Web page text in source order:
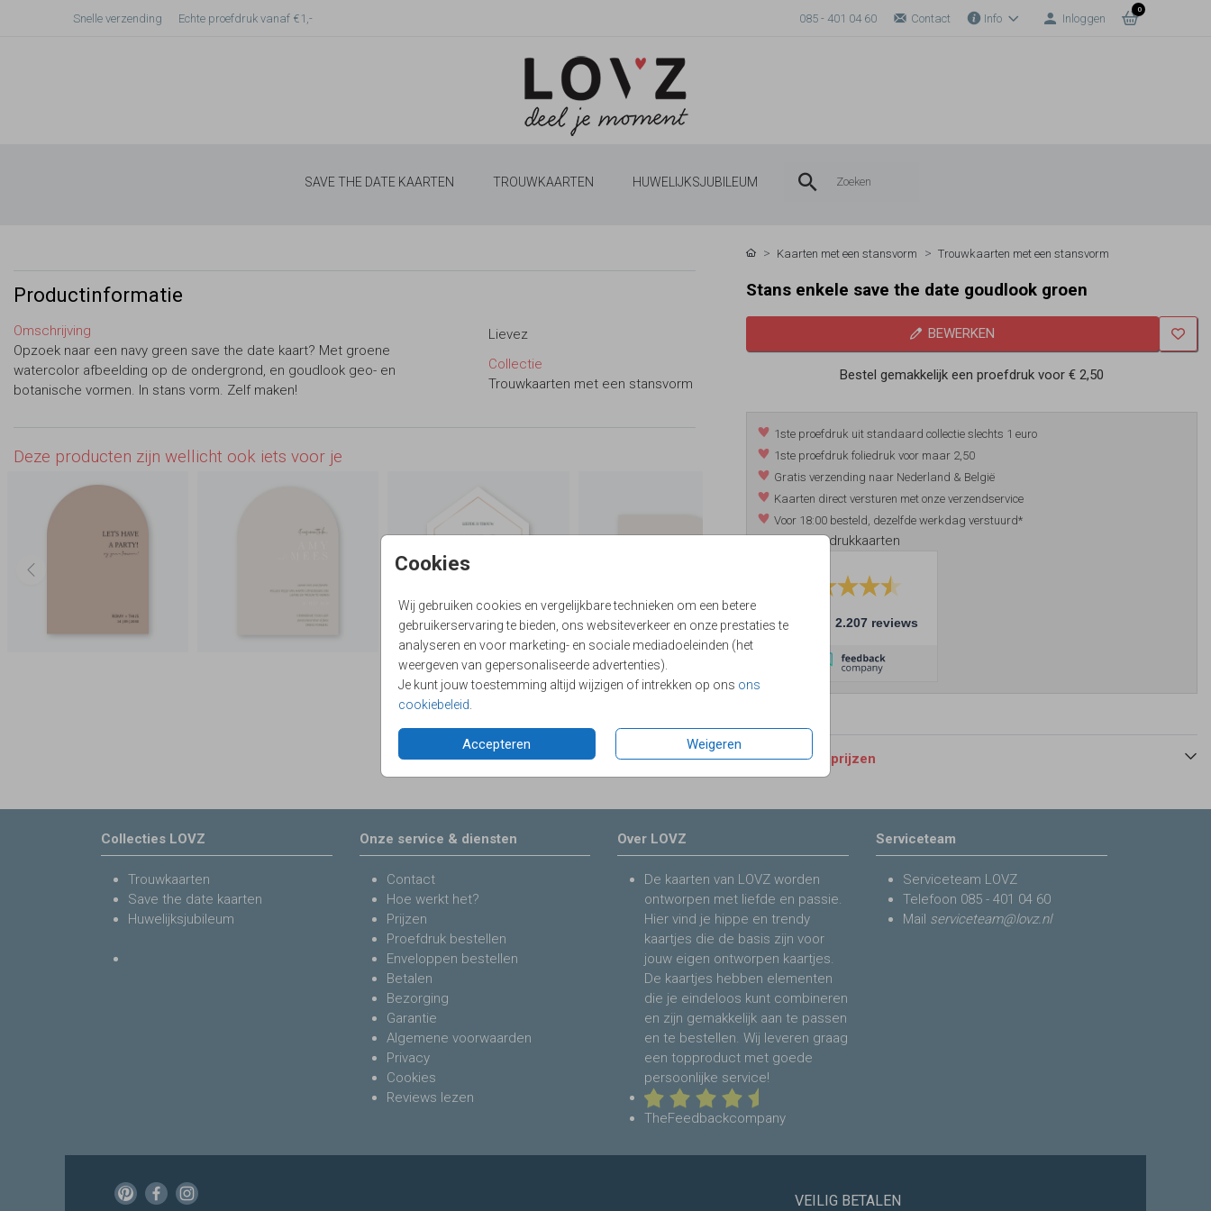
Snelle verzending Echte proefdruk vanaf €1,- 085 - 401 04 60 Contact Info Inloggen
0
SAVE THE DATE KAARTEN TROUWKAARTEN HUWELIJKSJUBILEUM
Cookies
Wij gebruiken cookies en vergelijkbare technieken om een betere
gebruikerservaring te bieden, ons websiteverkeer en onze prestaties te
analyseren en voor marketing- en sociale mediadoeleinden (het
weergeven van gepersonaliseerde advertenties).
Je kunt jouw toestemming altijd wijzigen of intrekken op ons ons
cookiebeleid
Accepteren Weigeren
Productinformatie
Omschrijving
Opzoek naar een navy green save the date kaart? Met groene
watercolor afbeelding op de ondergrond, en goudlook geo- en
botanische vormen. In stans vorm. Zelf maken!
Lievez
Collectie
Trouwkaarten met een stansvorm
Deze producten zijn wellicht ook iets voor je
Kaarten met een stansvorm Trouwkaarten met een stansvorm
Stans enkele save the date goudlook groen
BEWERKEN
Bestel gemakkelijk een proefdruk voor€ 2,50
1ste proefdruk uit standaard collectie slechts 1 euro
1ste proefdruk foliedruk voor maar 2,50
Gratis verzending naar Nederland & België
Kaarten direct versturen met onze verzendservice
Voor 18:00 besteld, dezelfde werkdag verstuurd*
*m.u.v. foliedrukkaarten
9.4 2.207 reviews
Formaten en prijzen
Collecties LOVZ
Trouwkaarten
Save the date kaarten
Huwelijksjubileum
Onze service & diensten
Contact
Hoe werkt het?
Prijzen
Proefdruk bestellen
Enveloppen bestellen
Betalen
Bezorging
Garantie
Algemene voorwaarden
Privacy
Cookies
Reviews lezen
Over LOVZ
De kaarten van LOVZ worden
ontworpen met liefde en passie.
Hier vind je hippe en trendy
kaartjes die de basis zijn voor
jouw eigen ontworpen kaartjes.
De kaartjes hebben elementen
die je eindeloos kunt combineren
en zijn gemakkelijk aan te passen
en te bestellen. Wij leveren graag
een topproduct met goede
persoonlijke service!
TheFeedbackcompany
Serviceteam
Serviceteam LOVZ
Telefoon 085 - 401 04 60
Mail serviceteam@lovz.nl
VEILIG BETALEN